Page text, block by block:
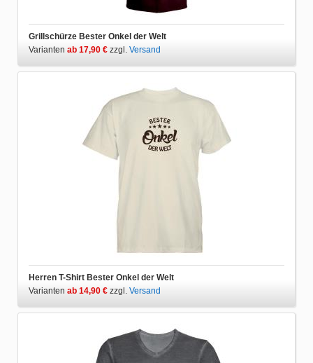
Grillschürze Bester Onkel der Welt
Varianten ab 17,90 € zzgl. Versand
Herren T-Shirt Bester Onkel der Welt
Varianten ab 14,90 € zzgl. Versand